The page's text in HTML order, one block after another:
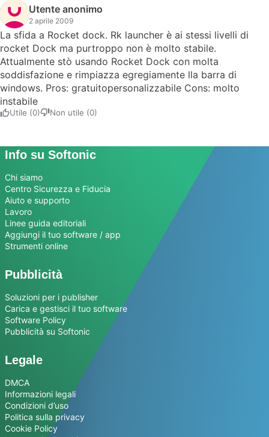
Utente anonimo
2 aprile 2009
La sfida a Rocket dock. Rk launcher è ai stessi livelli di
rocket Dock ma purtroppo non è molto stabile.
Attualmente stò usando Rocket Dock con molta
soddisfazione e rimpiazza egregiamente lla barra di
windows. Pros: gratuitopersonalizzabile Cons: molto
instabile
Utile (0) Non utile (0)
Info su Softonic
Chi siamo
Centro Sicurezza e Fiducia
Aiuto e supporto
Lavoro
Linee guida editoriali
Aggiungi il tuo software / app
Strumenti online
Pubblicità
Soluzioni per i publisher
Carica e gestisci il tuo software
Software Policy
Pubblicità su Softonic
Legale
DMCA
Informazioni legali
Condizioni d’uso
Politica sulla privacy
Cookie Policy